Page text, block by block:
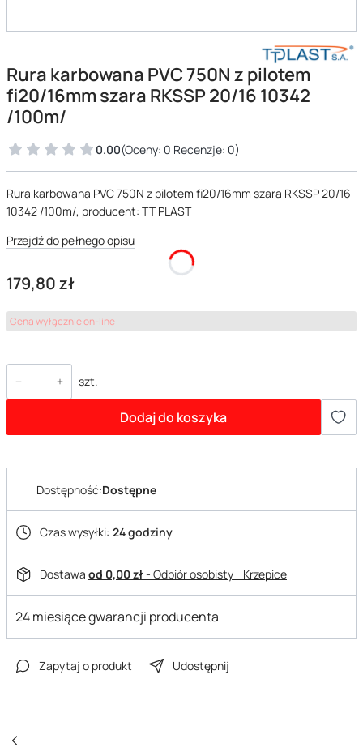
Rura karbowana PVC 750N z pilotem
fi20/16mm szara RKSSP 20/16 10342
/100m/
0.00(Oceny: 0 Recenzje: 0)
Rura karbowana PVC 750N z pilotem fi20/16mm szara RKSSP 20/16
10342 /100m/, producent: TT PLAST
Przejdź do pełnego opisu
Cena
179,80 zł
Cena wyłącznie on-line
szt.
Dodaj do koszyka
Dostępność:Dostępne
Czas wysyłki: 24 godziny
Dostawa od 0,00 zł- Odbiór osobisty_ Krzepice
24 miesiące gwarancji producenta
Zapytaj o produkt Udostępnij